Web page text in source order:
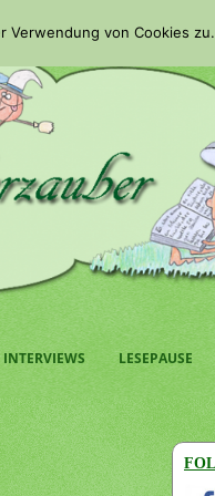
INTERVIEWS LESEPAUSE
Verwendung von Cookies zu.